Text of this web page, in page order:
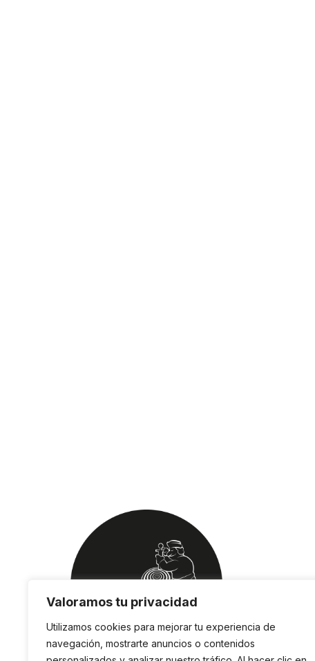
Valoramos tu privacidad
Utilizamos cookies para mejorar tu experiencia de
navegación, mostrarte anuncios o contenidos